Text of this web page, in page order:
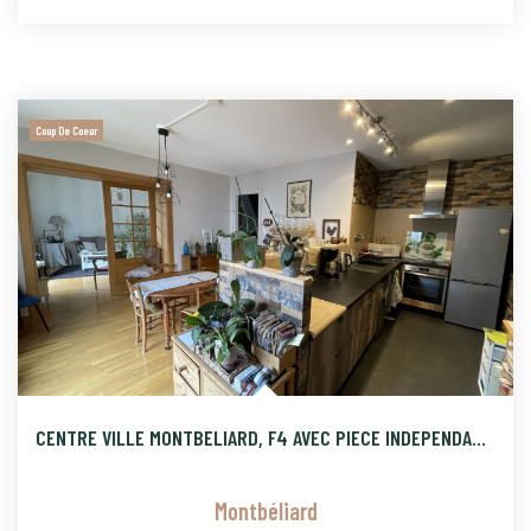
Coup De Coeur
CENTRE VILLE MONTBELIARD, F4 AVEC PIECE INDEPENDANTE ET GARA
Montbéliard